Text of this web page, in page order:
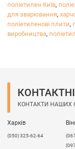
В процесі
і виробляються
PromoPlast PЕ
санітарно-
Щільність -
Зі збільшенням
головних
поліетилен Київ,
для зварювання,
поліетиленові плити,
виробництва,
КОНТАКТИ НАШИХ
Харків
(050) 325-62-64